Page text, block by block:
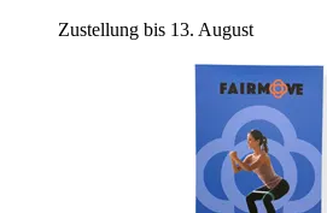
Zustellung bis 13. August